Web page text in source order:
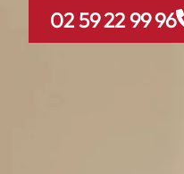
02 59 22 99 96